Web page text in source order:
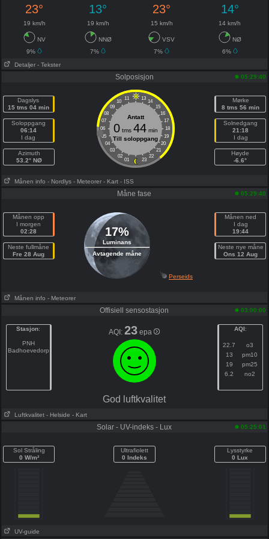
23° 13° 23° 14°
19 km/h 19 km/h 15 km/h 14 km/h
NV NNØ VSV
NØ
9%
7% 7%
6%
Detaljer - Tekster
Solposisjon 05:29:40
Dagslys
15 tms 04 min
Soloppgang
06:14
I dag
Azimuth
53.2° NØ
11 13
10
14
09
15
08
16
07
17
06
18
05
19
04
20
03
21
02
22
01 23
Antatt
0tms 44min
Till soloppgang
Mørke
8 tms 56 min
Solnedgang
21:18
I dag
Høyde
-6.6°
Månen info - Nordlys - Meteorer - Kart - ISS
Måne fase 05:29:40
Månen opp
I morgen
02:28
Neste fullmåne
Fre 28 Aug
17%
Luminans
Avtagende måne
Månen ned
I dag
19:44
Neste nye måne
Ons 12 Aug
Perseids
Månen info - Meteorer
Offisiell sensostasjon 03:00:00
Stasjon:
PNH
Badhoevedorp
AQI:23 epa AQI:
22.7
o3
13
pm10
19
pm25
6.2
no2
God luftkvalitet
Luftkvalitet - Helside - Kart
Solar - UV-indeks - Lux 05:25:01
Sol Stråling
0 W/m²
Ultrafiolett
0 Indeks
Lysstyrke
0 Lux
UV-guide